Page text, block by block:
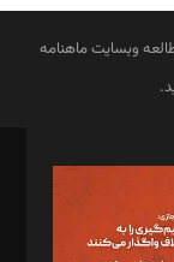
وبسایت ماهنامه